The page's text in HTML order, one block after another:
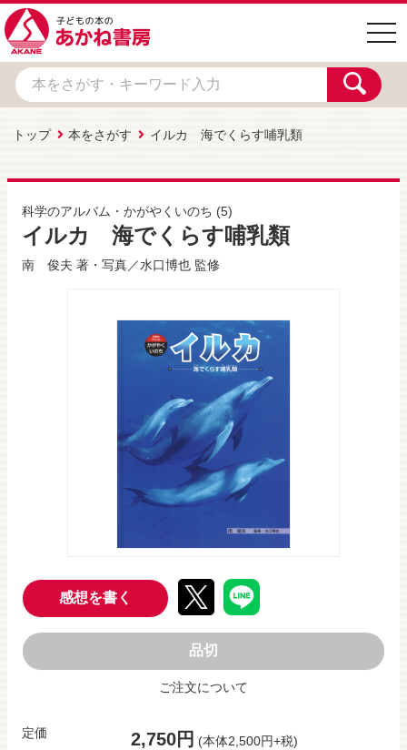
トップ 本をさがす イルカ 海でくらす哺乳類
科学のアルバム・かがやくいのち (5)
イルカ 海でくらす哺乳類
南 俊夫 著・写真／水口博也 監修
感想を書く
品切
ご注文について
定価 2,750円 (本体2,500円+税)